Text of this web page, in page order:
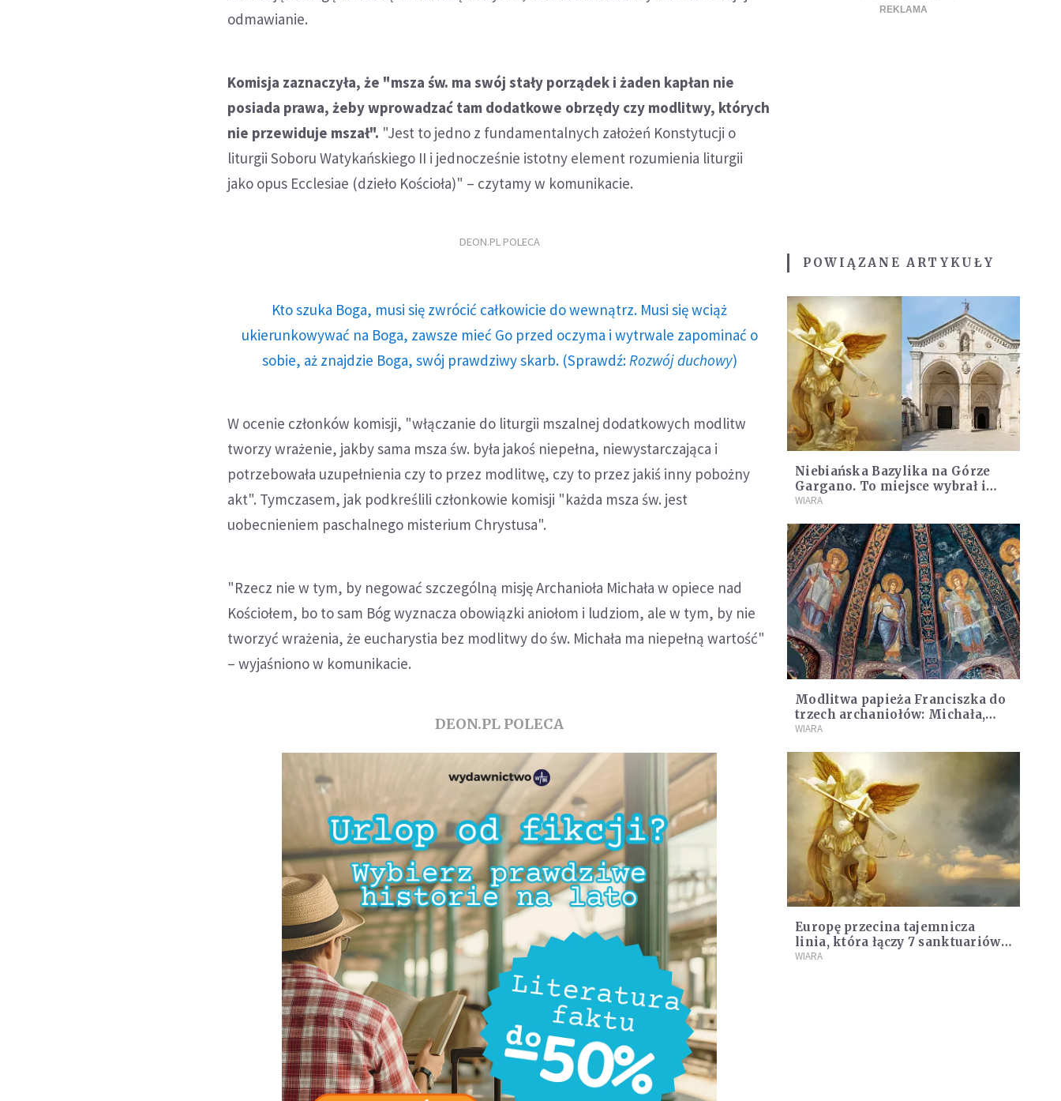
odmawianie.
Komisja zaznaczyła, że "msza św. ma swój stały porządek i żaden kapłan nie
posiada prawa, żeby wprowadzać tam dodatkowe obrzędy czy modlitwy, których
nie przewiduje mszał". "Jest to jedno z fundamentalnych założeń Konstytucji o
liturgii Soboru Watykańskiego II i jednocześnie istotny element rozumienia liturgii
jako opus Ecclesiae (dzieło Kościoła)" – czytamy w komunikacie.
DEON.PL POLECA
Kto szuka Boga, musi się zwrócić całkowicie do wewnątrz. Musi się wciąż
ukierunkowywać na Boga, zawsze mieć Go przed oczyma i wytrwale zapominać o
sobie, aż znajdzie Boga, swój prawdziwy skarb. (Sprawdź: Rozwój duchowy)
W ocenie członków komisji, "włączanie do liturgii mszalnej dodatkowych modlitw
tworzy wrażenie, jakby sama msza św. była jakoś niepełna, niewystarczająca i
potrzebowała uzupełnienia czy to przez modlitwę, czy to przez jakiś inny pobożny
akt". Tymczasem, jak podkreślili członkowie komisji "każda msza św. jest
uobecnieniem paschalnego misterium Chrystusa".
"Rzecz nie w tym, by negować szczególną misję Archanioła Michała w opiece nad
Kościołem, bo to sam Bóg wyznacza obowiązki aniołom i ludziom, ale w tym, by nie
tworzyć wrażenia, że eucharystia bez modlitwy do św. Michała ma niepełną wartość"
– wyjaśniono w komunikacie.
DEON.PL POLECA
POWIĄZANE ARTYKUŁY
Niebiańska Bazylika na Górze
Gargano. To miejsce wybrał i
poświęcił sam Michał Archanioł
WIARA
Modlitwa papieża Franciszka do
trzech archaniołów: Michała,
Rafała i Gabriela
WIARA
Europę przecina tajemnicza
linia, która łączy 7 sanktuariów.
Czym jest miecz św. Michała
WIARA